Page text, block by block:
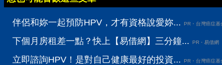
伴侶和妳一起預防HPV，才有資格說愛妳... PR・台灣癌症基
下個月房租差一點？快上【易借網】三分鐘... PR・易借網
立即諮詢HPV！是對自己健康最好的投資... PR・台灣癌症基